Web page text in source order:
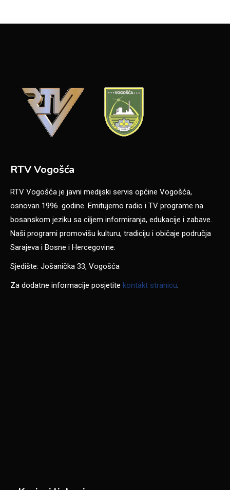
RTV Vogošća
RTV Vogošća je javni medijski servis općine Vogošća,
osnovan 1996. godine. Emitujemo radio i TV programe na
bosanskom jeziku sa ciljem informiranja, edukacije i zabave.
Naši programi promovišu kulturu, tradiciju i običaje područja
Sarajeva i Bosne i Hercegovine.
Sjedište: Jošanička 33, Vogošća
Za dodatne informacije posjetite kontakt stranicu.